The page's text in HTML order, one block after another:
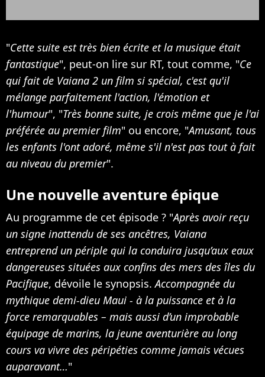
"Cette suite est très bien écrite et la musique était
fantastique", peut-on lire sur RT, tout comme, "Ce
qui fait de Vaiana 2 un film si spécial, c'est qu'il
mélange parfaitement l'action, l'émotion et
l'humour", "Très bonne suite, je crois même que je l'ai
préférée au premier film" ou encore, "Amusant, tous
les enfants l'ont adoré, même s'il n'est pas tout à fait
au niveau du premier".
Une nouvelle aventure épique
Au programme de cet épisode ? "Après avoir reçu
un signe inattendu de ses ancêtres, Vaiana
entreprend un périple qui la conduira jusqu’aux eaux
dangereuses situées aux confins des mers des îles du
Pacifique, dévoile le synopsis. Accompagnée du
mythique demi-dieu Maui - à la puissance et à la
force remarquables – mais aussi d’un improbable
équipage de marins, la jeune aventurière au long
cours va vivre des péripéties comme jamais vécues
auparavant…"